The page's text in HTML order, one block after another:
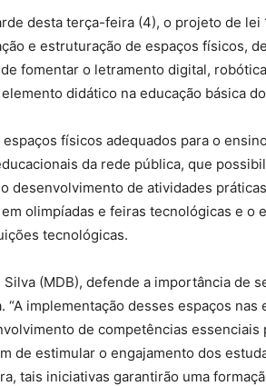
desta terça-feira (4), o projeto de lei
e estruturação de espaços físicos,
fomentar o letramento digital,
didático na educação básica do
físicos adequados para o
da rede pública, que
desenvolvimento de atividades
olimpíadas e feiras tecnológicas e o
tecnológicas.
(MDB), defende a importância de
implementação desses espaços nas
de competências essenciais
de estimular o engajamento dos
tais iniciativas garantirão uma